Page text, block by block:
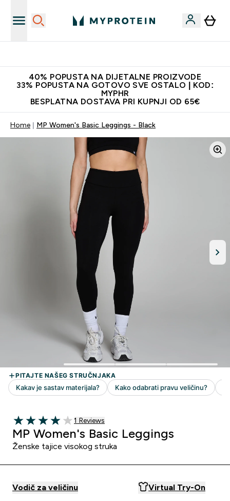
40% POPUSTA NA DIJETALNE PROIZVODE
33% POPUSTA NA GOTOVO SVE OSTALO | KOD:
MYPHR
BESPLATNA DOSTAVA PRI KUPNJI OD 65€
Home MP Women's Basic Leggings - Black
4 out of 5 stars
1 customer reviews
1 Reviews
MP Women's Basic Leggings
Ženske tajice visokog struka
Vodič za veličinu Virtual Try-On